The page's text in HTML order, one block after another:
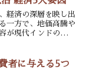
経済の深層を映し出
一方で、地価高騰や
が現代インドの姿を
者に与える5つ